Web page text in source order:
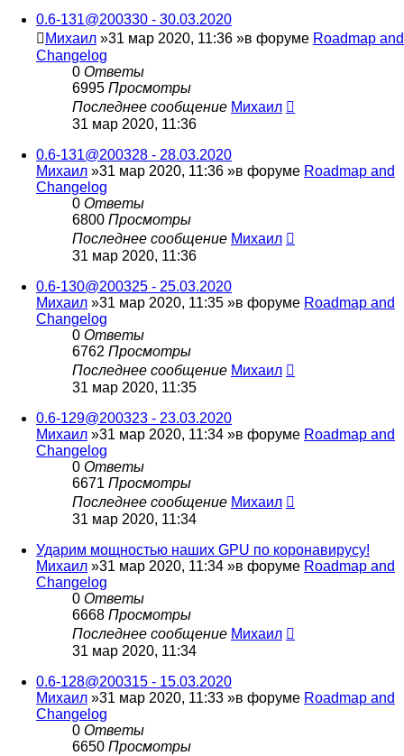
0.6-131@200330 - 30.03.2020
Михаил »31 мар 2020, 11:36 »в форуме Roadmap and
Changelog
0 Ответы
6995 Просмотры
Последнее сообщение Михаил
31 мар 2020, 11:36
0.6-131@200328 - 28.03.2020
Михаил »31 мар 2020, 11:36 »в форуме Roadmap and
Changelog
0 Ответы
6800 Просмотры
Последнее сообщение Михаил
31 мар 2020, 11:36
0.6-130@200325 - 25.03.2020
Михаил »31 мар 2020, 11:35 »в форуме Roadmap and
Changelog
0 Ответы
6762 Просмотры
Последнее сообщение Михаил
31 мар 2020, 11:35
0.6-129@200323 - 23.03.2020
Михаил »31 мар 2020, 11:34 »в форуме Roadmap and
Changelog
0 Ответы
6671 Просмотры
Последнее сообщение Михаил
31 мар 2020, 11:34
Ударим мощностью наших GPU по коронавирусу!
Михаил »31 мар 2020, 11:34 »в форуме Roadmap and
Changelog
0 Ответы
6668 Просмотры
Последнее сообщение Михаил
31 мар 2020, 11:34
0.6-128@200315 - 15.03.2020
Михаил »31 мар 2020, 11:33 »в форуме Roadmap and
Changelog
0 Ответы
6650 Просмотры